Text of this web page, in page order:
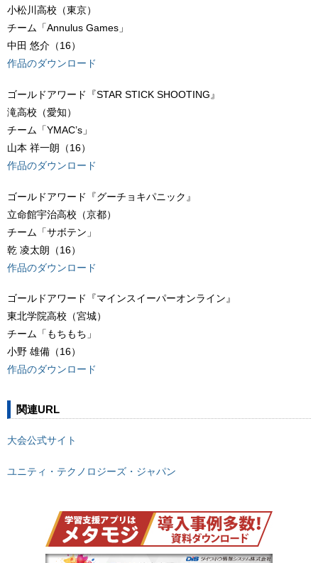
小松川高校（東京）
チーム「Annulus Games」
中田 悠介（16）
作品のダウンロード
ゴールドアワード『STAR STICK SHOOTING』
滝高校（愛知）
チーム「YMAC’s」
山本 祥一朗（16）
作品のダウンロード
ゴールドアワード『グーチョキパニック』
立命館宇治高校（京都）
チーム「サボテン」
乾 凌太朗（16）
作品のダウンロード
ゴールドアワード『マインスイーパーオンライン』
東北学院高校（宮城）
チーム「もちもち」
小野 雄備（16）
作品のダウンロード
関連URL
大会公式サイト
ユニティ・テクノロジーズ・ジャパン